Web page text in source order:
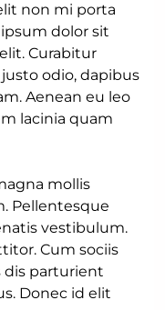
non mi porta
dolor sit
Curabitur
odio, dapibus
Aenean eu leo
lacinia quam
mollis
Pellentesque
vestibulum.
Cum sociis
dis parturient
Donec id elit